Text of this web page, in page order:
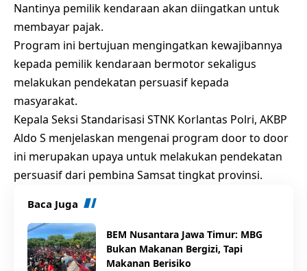
Nantinya pemilik kendaraan akan diingatkan untuk
membayar pajak.
Program ini bertujuan mengingatkan kewajibannya
kepada pemilik kendaraan bermotor sekaligus
melakukan pendekatan persuasif kepada
masyarakat.
Kepala Seksi Standarisasi STNK Korlantas Polri, AKBP
Aldo S menjelaskan mengenai program door to door
ini merupakan upaya untuk melakukan pendekatan
persuasif dari pembina Samsat tingkat provinsi.
Baca Juga
BEM Nusantara Jawa Timur: MBG
Bukan Makanan Bergizi, Tapi
Makanan Berisiko